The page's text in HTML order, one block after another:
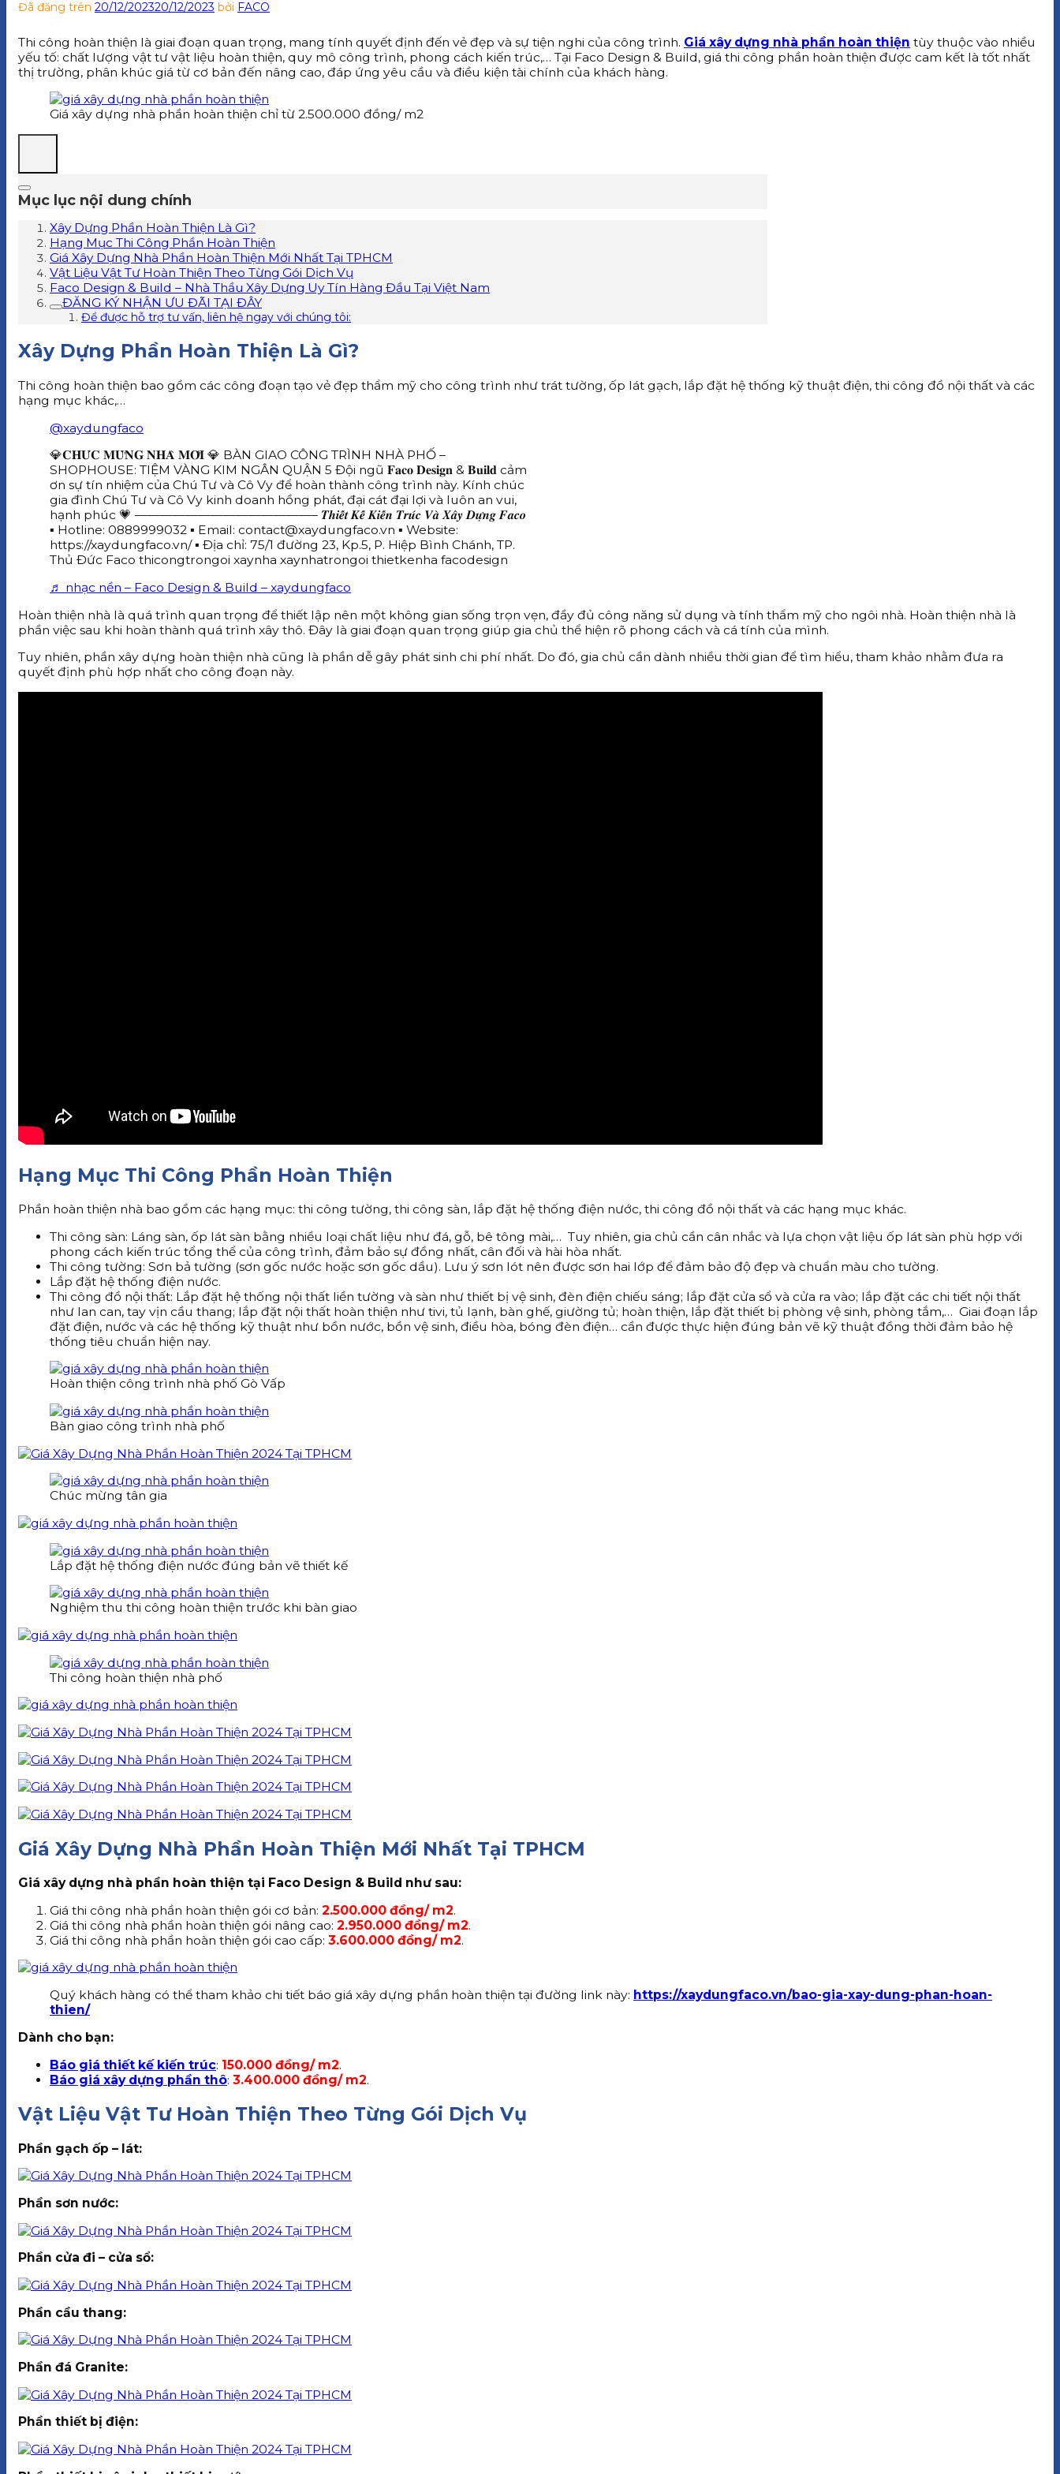
Đã đăng trên 20/12/202320/12/2023 bởi FACO
Thi công hoàn thiện là giai đoạn quan trọng, mang tính quyết định đến vẻ đẹp và sự tiện nghi của công trình. Giá xây dựng nhà phần hoàn thiện tùy thuộc vào nhiều
yếu tố: chất lượng vật tư vật liệu hoàn thiện, quy mô công trình, phong cách kiến trúc,… Tại Faco Design & Build, giá thi công phần hoàn thiện được cam kết là tốt nhất
thị trường, phân khúc giá từ cơ bản đến nâng cao, đáp ứng yêu cầu và điều kiện tài chính của khách hàng.
Giá xây dựng nhà phần hoàn thiện chỉ từ 2.500.000 đồng/ m2
Mục lục nội dung chính
Xây Dựng Phần Hoàn Thiện Là Gì?
Hạng Mục Thi Công Phần Hoàn Thiện
Giá Xây Dựng Nhà Phần Hoàn Thiện Mới Nhất Tại TPHCM
Vật Liệu Vật Tư Hoàn Thiện Theo Từng Gói Dịch Vụ
Faco Design & Build – Nhà Thầu Xây Dựng Uy Tín Hàng Đầu Tại Việt Nam
ĐĂNG KÝ NHẬN ƯU ĐÃI TẠI ĐÂY
Để được hỗ trợ tư vấn, liên hệ ngay với chúng tôi:
Xây Dựng Phần Hoàn Thiện Là Gì?
Thi công hoàn thiện bao gồm các công đoạn tạo vẻ đẹp thẩm mỹ cho công trình như trát tường, ốp lát gạch, lắp đặt hệ thống kỹ thuật điện, thi công đồ nội thất và các
hạng mục khác,…
@xaydungfaco
💎𝐂𝐇𝐔́𝐂 𝐌𝐔̛̀𝐍𝐆 𝐍𝐇𝐀̀ 𝐌𝐎̛́𝐈 💎 BÀN GIAO CÔNG TRÌNH NHÀ PHỐ –
SHOPHOUSE: TIỆM VÀNG KIM NGÂN QUẬN 5 Đội ngũ 𝐅𝐚𝐜𝐨 𝐃𝐞𝐬𝐢𝐠𝐧 & 𝐁𝐮𝐢𝐥𝐝 cảm
ơn sự tín nhiệm của Chú Tư và Cô Vy để hoàn thành công trình này. Kính chúc
gia đình Chú Tư và Cô Vy kinh doanh hồng phát, đại cát đại lợi và luôn an vui,
hạnh phúc 💗 ——————————————– 𝑻𝒉𝒊𝒆̂́𝒕 𝑲𝒆̂́ 𝑲𝒊𝒆̂́𝒏 𝑻𝒓𝒖́𝒄 𝑽𝒂̀ 𝑿𝒂̂𝒚 𝑫𝒖̛̣𝒏𝒈 𝑭𝒂𝒄𝒐
▪️ Hotline: 0889999032 ▪️ Email: contact@xaydungfaco.vn ▪️ Website:
https://xaydungfaco.vn/ ▪️ Địa chỉ: 75/1 đường 23, Kp.5, P. Hiệp Bình Chánh, TP.
Thủ Đức Faco thicongtrongoi xaynha xaynhatrongoi thietkenha facodesign
♬ nhạc nền – Faco Design & Build – xaydungfaco
Hoàn thiện nhà là quá trình quan trọng để thiết lập nên một không gian sống trọn vẹn, đầy đủ công năng sử dụng và tính thẩm mỹ cho ngôi nhà. Hoàn thiện nhà là
phần việc sau khi hoàn thành quá trình xây thô. Đây là giai đoạn quan trọng giúp gia chủ thể hiện rõ phong cách và cá tính của mình.
Tuy nhiên, phần xây dựng hoàn thiện nhà cũng là phần dễ gây phát sinh chi phí nhất. Do đó, gia chủ cần dành nhiều thời gian để tìm hiểu, tham khảo nhằm đưa ra
quyết định phù hợp nhất cho công đoạn này.
Hạng Mục Thi Công Phần Hoàn Thiện
Phần hoàn thiện nhà bao gồm các hạng mục: thi công tường, thi công sàn, lắp đặt hệ thống điện nước, thi công đồ nội thất và các hạng mục khác.
Thi công sàn: Láng sàn, ốp lát sàn bằng nhiều loại chất liệu như đá, gỗ, bê tông mài,… Tuy nhiên, gia chủ cần cân nhắc và lựa chọn vật liệu ốp lát sàn phù hợp với
phong cách kiến trúc tổng thể của công trình, đảm bảo sự đồng nhất, cân đối và hài hòa nhất.
Thi công tường: Sơn bả tường (sơn gốc nước hoặc sơn gốc dầu). Lưu ý sơn lót nên được sơn hai lớp để đảm bảo độ đẹp và chuẩn màu cho tường.
Lắp đặt hệ thống điện nước.
Thi công đồ nội thất: Lắp đặt hệ thống nội thất liền tường và sàn như thiết bị vệ sinh, đèn điện chiếu sáng; lắp đặt cửa sổ và cửa ra vào; lắp đặt các chi tiết nội thất
như lan can, tay vịn cầu thang; lắp đặt nội thất hoàn thiện như tivi, tủ lạnh, bàn ghế, giường tủ; hoàn thiện, lắp đặt thiết bị phòng vệ sinh, phòng tắm,… Giai đoạn lắp
đặt điện, nước và các hệ thống kỹ thuật như bồn nước, bồn vệ sinh, điều hòa, bóng đèn điện… cần được thực hiện đúng bản vẽ kỹ thuật đồng thời đảm bảo hệ
thống tiêu chuẩn hiện nay.
Hoàn thiện công trình nhà phố Gò Vấp
Bàn giao công trình nhà phố
Chúc mừng tân gia
Lắp đặt hệ thống điện nước đúng bản vẽ thiết kế
Nghiệm thu thi công hoàn thiện trước khi bàn giao
Thi công hoàn thiện nhà phố
Giá Xây Dựng Nhà Phần Hoàn Thiện Mới Nhất Tại TPHCM
Giá xây dựng nhà phần hoàn thiện tại Faco Design & Build như sau:
Giá thi công nhà phần hoàn thiện gói cơ bản: 2.500.000 đồng/ m2.
Giá thi công nhà phần hoàn thiện gói nâng cao: 2.950.000 đồng/ m2.
Giá thi công nhà phần hoàn thiện gói cao cấp: 3.600.000 đồng/ m2.
Quý khách hàng có thể tham khảo chi tiết báo giá xây dựng phần hoàn thiện tại đường link này: https://xaydungfaco.vn/bao-gia-xay-dung-phan-hoan-
thien/
Dành cho bạn:
Báo giá thiết kế kiến trúc: 150.000 đồng/ m2.
Báo giá xây dựng phần thô: 3.400.000 đồng/ m2.
Vật Liệu Vật Tư Hoàn Thiện Theo Từng Gói Dịch Vụ
Phần gạch ốp – lát:
Phần sơn nước:
Phần cửa đi – cửa sổ:
Phần cầu thang:
Phần đá Granite:
Phần thiết bị điện: